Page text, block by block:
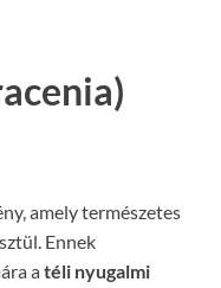
amely természetes
Ennek
atéli nyugalmi